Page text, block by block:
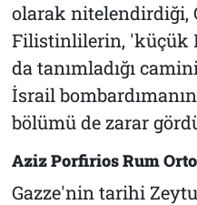
olarak nitelendirdiği,
Filistinlilerin, 'küçük
da tanımladığı
İsrail
bölümü de zarar
Aziz Porfirios Rum
Gazze'nin tarihi